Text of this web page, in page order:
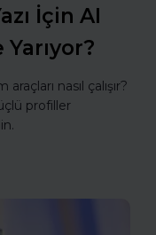
İçin AI
Yarıyor?
nasıl çalışır?
profiller